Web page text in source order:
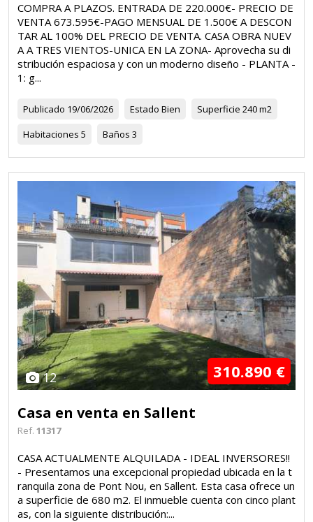
COMPRA A PLAZOS. ENTRADA DE 220.000€- PRECIO DE
VENTA 673.595€-PAGO MENSUAL DE 1.500€ A DESCON
TAR AL 100% DEL PRECIO DE VENTA. CASA OBRA NUEV
A A TRES VIENTOS-UNICA EN LA ZONA- Aprovecha su di
stribución espaciosa y con un moderno diseño - PLANTA -
1: g...
Publicado 19/06/2026 Estado Bien Superficie 240 m2
Habitaciones 5 Baños 3
12 310.890 €
Casa en venta en Sallent
Ref. 11317
CASA ACTUALMENTE ALQUILADA - IDEAL INVERSORES!!
- Presentamos una excepcional propiedad ubicada en la t
ranquila zona de Pont Nou, en Sallent. Esta casa ofrece un
a superficie de 680 m2. El inmueble cuenta con cinco plant
as, con la siguiente distribución:...